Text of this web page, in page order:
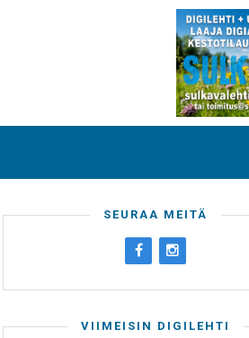
SEURAA MEITÄ
VIIMEISIN DIGILEHTI